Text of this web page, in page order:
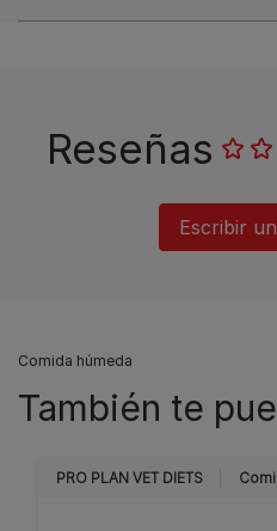
Reseñas
Escribir
Comida húmeda
También te
PRO PLAN VET DIETS